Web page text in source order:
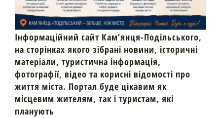
Інформаційний сайт Кам’янця-Подільського,
на сторінках якого зібрані новини, історичні
матеріали, туристична інформація,
фотографії, відео та корисні відомості про
життя міста. Портал буде цікавим як
місцевим жителям, так і туристам, які
планують